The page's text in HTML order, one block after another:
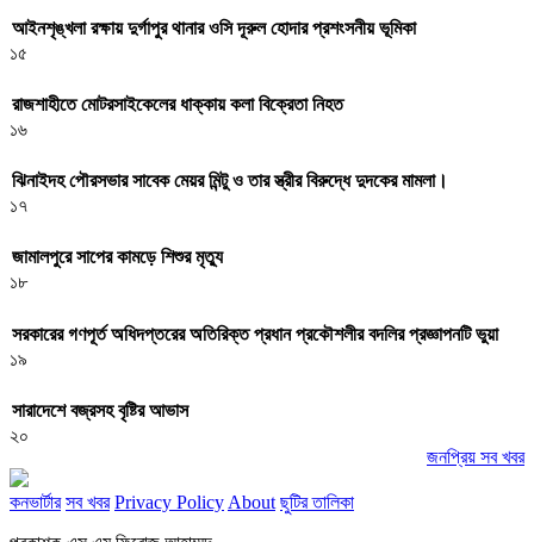
আইনশৃঙ্খলা রক্ষায় দুর্গাপুর থানার ওসি দূরুল হোদার প্রশংসনীয় ভূমিকা
১৫
রাজশাহীতে মোটরসাইকেলের ধাক্কায় কলা বিক্রেতা নিহত
১৬
ঝিনাইদহ পৌরসভার সাবেক মেয়র মিন্টু ও তার স্ত্রীর বিরুদ্ধে দুদকের মামলা।
১৭
জামালপুরে সাপের কামড়ে শিশুর মৃত্যু
১৮
সরকারের গণপূর্ত অধিদপ্তরের অতিরিক্ত প্রধান প্রকৌশলীর বদলির প্রজ্ঞাপনটি ভুয়া
১৯
সারাদেশে বজ্রসহ বৃষ্টির আভাস
২০
জনপ্রিয় সব খবর
কনভার্টার সব খবর Privacy Policy About ছুটির তালিকা